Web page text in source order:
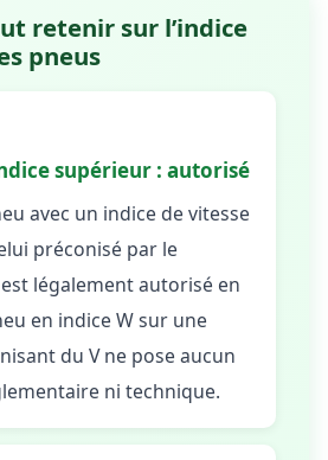
retenir sur l’indice
pneus
supérieur : autorisé
avec un indice de vitesse
préconisé par le
légalement autorisé en
en indice W sur une
du V ne pose aucun
ni technique.